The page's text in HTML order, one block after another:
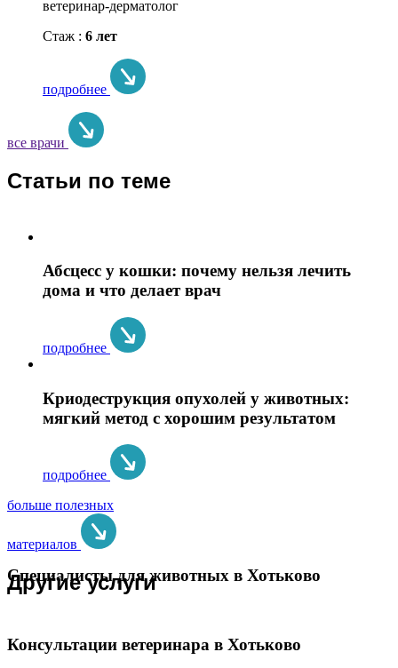
ветеринар-дерматолог
Стаж : 6 лет
подробнее
все врачи
Статьи по теме
Абсцесс у кошки: почему нельзя лечить
дома и что делает врач
подробнее
Криодеструкция опухолей у животных:
мягкий метод с хорошим результатом
подробнее
больше полезных
материалов
Другие услуги
Специалисты для животных в Хотьково
Консультации ветеринара в Хотьково